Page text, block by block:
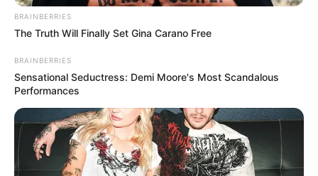
Weitere Informationen über Würzburg im Internet:
Hotels in Würzburg
www.wuerzburg.de
de.wikipedia.org/ wiki/Würzburg
Kauf- und Lesetipps:Reiseführer Würzburg
BRAINBERRIES
The Truth Will Finally Set Gina Carano Free
BRAINBERRIES
Sensational Seductress: Demi Moore's Most Scandalous
Performances